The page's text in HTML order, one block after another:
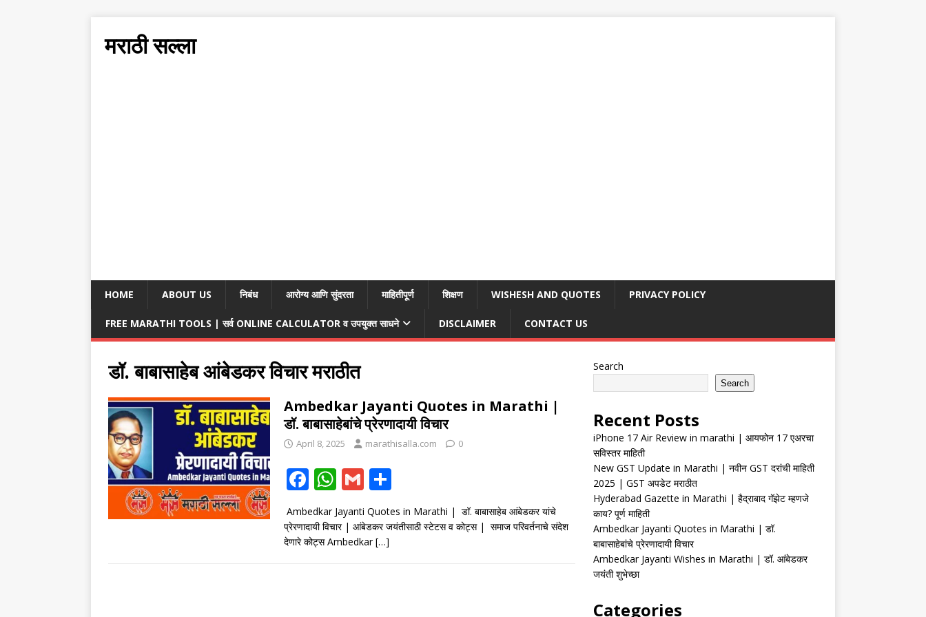
मराठी सल्ला
HOME ABOUT US निबंध आरोग्य आणि सुंदरता माहितीपूर्ण शिक्षण WISHESH AND QUOTES PRIVACY POLICY
FREE MARATHI TOOLS | सर्व ONLINE CALCULATOR व उपयुक्त साधने DISCLAIMER CONTACT US
डॉ. बाबासाहेब आंबेडकर विचार मराठीत
Ambedkar Jayanti Quotes in Marathi |
डॉ. बाबासाहेबांचे प्रेरणादायी विचार
April 8, 2025 marathisalla.com 0
F
ac
e
b
W
h
at
s
G
m
ai
l
h
ar
Ambedkar Jayanti Quotes in Marathi | डॉ. बाबासाहेब आंबेडकर यांचे
प्रेरणादायी विचार | आंबेडकर जयंतीसाठी स्टेटस व कोट्स | समाज परिवर्तनाचे संदेश
देणारे कोट्स Ambedkar[…]
Search
Search
Recent Posts
iPhone 17 Air Review in marathi | आयफोन 17 एअरचा
सविस्तर माहिती
New GST Update in Marathi | नवीन GST दरांची माहिती
2025 | GST अपडेट मराठीत
Hyderabad Gazette in Marathi | हैद्राबाद गॅझेट म्हणजे
काय? पूर्ण माहिती
Ambedkar Jayanti Quotes in Marathi | डॉ.
बाबासाहेबांचे प्रेरणादायी विचार
Ambedkar Jayanti Wishes in Marathi | डॉ. आंबेडकर
जयंती शुभेच्छा
Categories